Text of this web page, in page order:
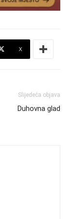
X
Slijedeća objava
Duhovna glad